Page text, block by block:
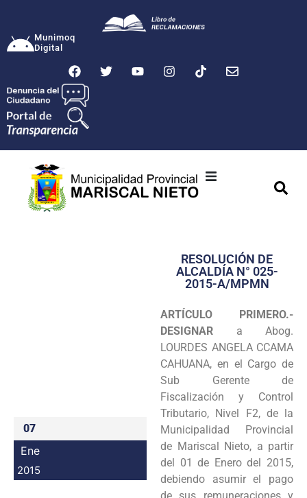
Munimoq
Digital
Transparencia
Programas
Intranet
07
Ene
2015
RESOLUCIÓN DE
ALCALDÍA N° 025-
2015-A/MPMN
ARTÍCULO PRIMERO.-
DESIGNAR a Abog.
LOURDES ANGELA CCAMA
CAHUANA, en el Cargo de
Sub Gerente de
Fiscalización y Control
Tributario, Nivel F2, de la
Municipalidad Provincial
de Mariscal Nieto, a partir
del 01 de Enero del 2015,
debiendo asumir el pago
de sus remuneraciones y